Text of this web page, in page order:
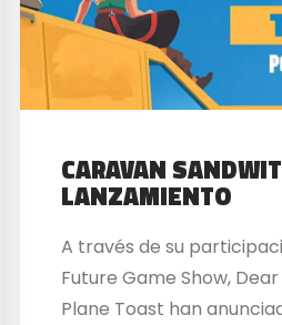
CARAVAN
LANZAMIENTO
A través de su
Future Game Show,
Plane Toast han